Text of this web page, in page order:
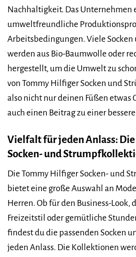
Nachhaltigkeit. Das Unternehmen
umweltfreundliche
Arbeitsbedingungen. Viele Socken
werden aus Bio-Baumwolle oder
hergestellt, um die Umwelt zu
von Tommy Hilfiger Socken und
also nicht nur deinen Füßen etwas
auch einen Beitrag zu einer
Vielfalt für jeden Anlass:
Socken- und
Die Tommy Hilfiger Socken- und
bietet eine große Auswahl an
Herren. Ob für den Business-Look,
Freizeitstil oder gemütliche
findest du die passenden Socken
jeden Anlass. Die Kollektionen